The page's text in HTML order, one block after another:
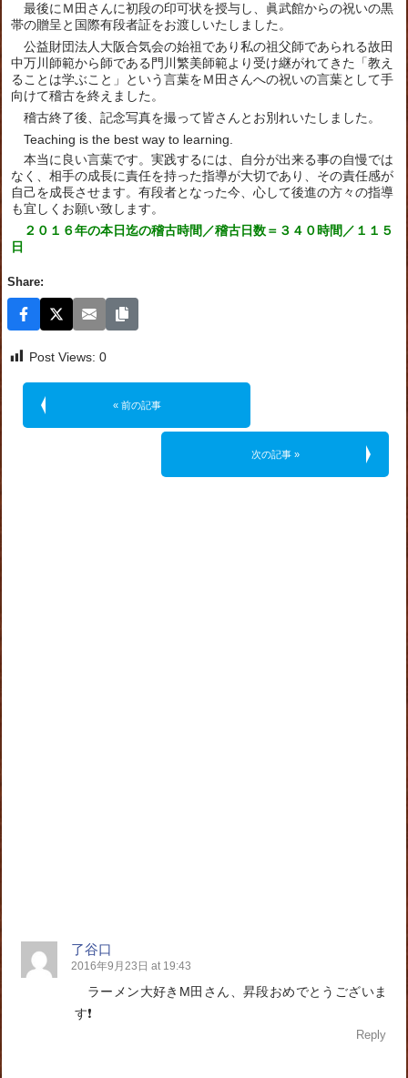
最後にＭ田さんに初段の印可状を授与し、眞武館からの祝いの黒
帯の贈呈と国際有段者証をお渡しいたしました。
公益財団法人大阪合気会の始祖であり私の祖父師であられる故田
中万川師範から師である門川繁美師範より受け継がれてきた「教え
ることは学ぶこと」という言葉をＭ田さんへの祝いの言葉として手
向けて稽古を終えました。
稽古終了後、記念写真を撮って皆さんとお別れいたしました。
Teaching is the best way to learning.
本当に良い言葉です。実践するには、自分が出来る事の自慢では
なく、相手の成長に責任を持った指導が大切であり、その責任感が
自己を成長させます。有段者となった今、心して後進の方々の指導
も宜しくお願い致します。
２０１６年の本日迄の稽古時間／稽古日数＝３４０時間／１１５
日
Share:
Post Views: 0
« 前の記事
次の記事 »
了谷口
2016年9月23日 at 19:43
ラーメン大好きM田さん、昇段おめでとうございま
す❗️
Reply